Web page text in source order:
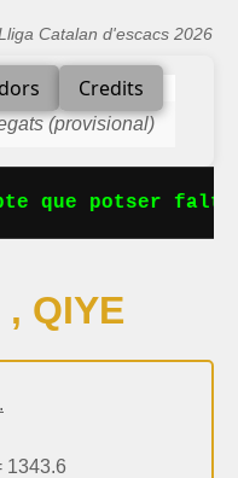
Catalan d'escacs 2026
Credits
(provisional)
que potser falta
QIYE
1343.6